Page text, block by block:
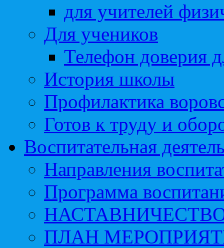
для учителей
Для учеников
Телефон доверия
История школы
Профилактика
Готов к труду и
Воспитательная
Направления
Программа
ПЛАН МЕРОПРИЯТИЙ